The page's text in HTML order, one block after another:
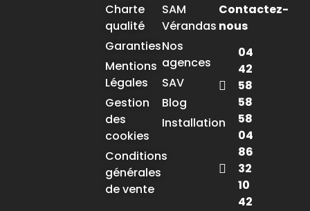
Charte
qualité
Garanties
Mentions
Légales
Gestion
des
cookies
Conditions
générales
de vente
SAM
Vérandas
Nos
agences
SAV
Blog
Installation
Contactez-
nous
04
42
58
58
58
04
86
32
10
42